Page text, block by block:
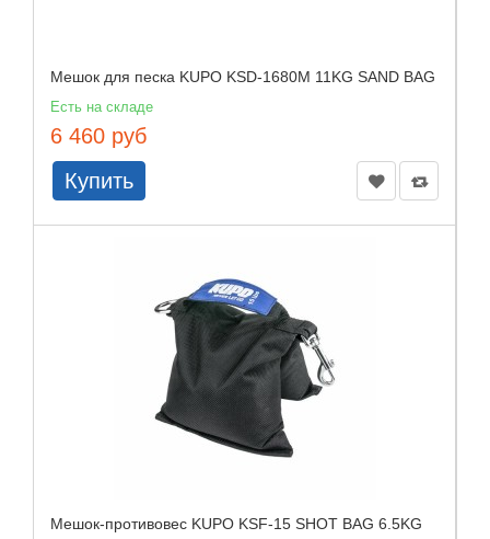
Мешок для песка KUPO KSD-1680M 11KG SAND BAG
Есть на складе
6 460 руб
Купить
Мешок-противовес KUPO KSF-15 SHOT BAG 6.5KG